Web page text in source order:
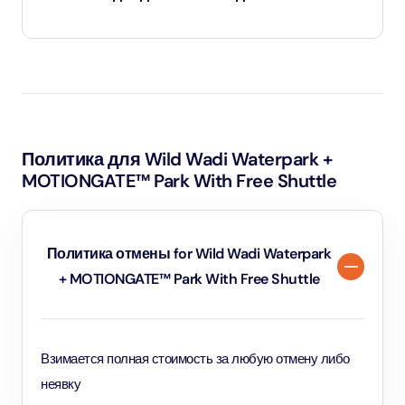
связи с погодными условиями.
Политика для Wild Wadi Waterpark +
MOTIONGATE™ Park With Free Shuttle
Политика отмены for Wild Wadi Waterpark
+ MOTIONGATE™ Park With Free Shuttle
Взимается полная стоимость за любую отмену либо
неявку